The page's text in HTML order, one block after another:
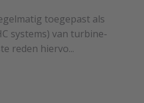
toegepast als
systems) van turbine-
reden hiervo...